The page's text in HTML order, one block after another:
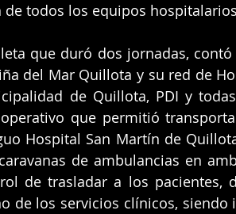
todos los equipos
que duró dos jornadas,
del Mar Quillota y su red de
de Quillota, PDI y
que permitió
Hospital San Martín de
de ambulancias en
de trasladar a los pacientes,
de los servicios clínicos,